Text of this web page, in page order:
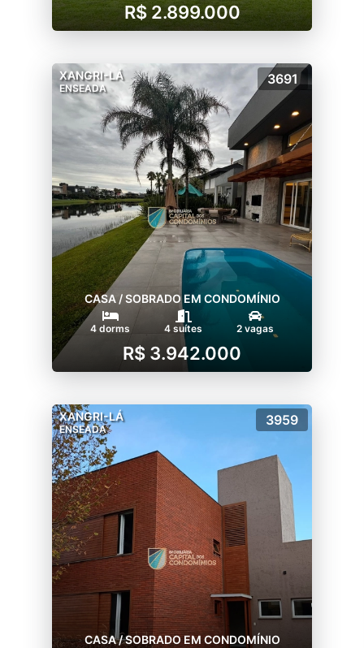
R$ 2.899.000
XANGRI-LÁ
ENSEADA
3691
CASA / SOBRADO EM CONDOMÍNIO
4 dorms 4 suítes 2 vagas
R$ 3.942.000
XANGRI-LÁ
ENSEADA
3959
CASA / SOBRADO EM CONDOMÍNIO